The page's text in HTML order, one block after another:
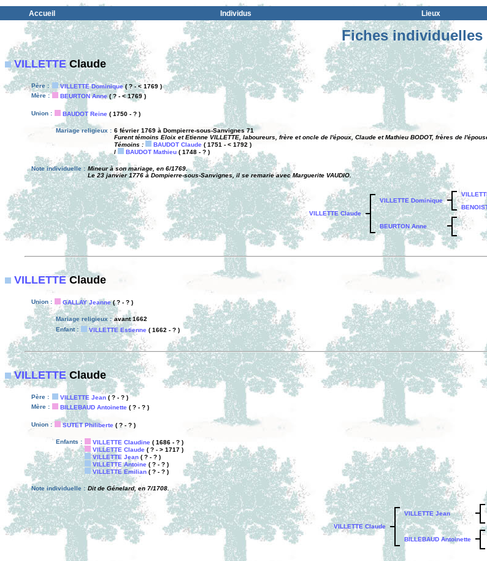
Accueil Individus Lieux
Fiches individuelles
VILLETTEClaude
Père : VILLETTE Dominique( ? - < 1769 )
Mère :
BEURTON Anne ( ? - < 1769 )
Union : BAUDOT Reine ( 1750 - ? )
Mariage religieux : 6 février 1769 à Dompierre-sous-Sanvignes 71
Furent témoins Eloix et Etienne VILLETTE, laboureurs, frère et oncle de l'époux, Claude et Mathieu BODOT, frères de
Témoins :
BAUDOT Claude ( 1751 - < 1792 )
/
BAUDOT Mathieu ( 1748 - ? )
Note individuelle : Mineur à son mariage, en 6/1769.
Le 23 janvier 1776 à Dompierre-sous-Sanvignes, il se remarie avec Marguerite VAUDIO.
VILLETTE Claude
VILLETTE Dominique
BEURTON Anne
VILLETTEClaude
Union : GALLAY Jeanne( ? - ? )
Mariage religieux : avant 1662
Enfant :
VILLETTE Estienne ( 1662 - ? )
VILLETTEClaude
Père : VILLETTE Jean ( ? - ? )
Mère :
BILLEBAUD Antoinette ( ? - ? )
Union : SUTET Philiberte ( ? - ? )
Enfants : VILLETTE Claudine ( 1686 - ? )
VILLETTE Claude ( ? - > 1717 )
VILLETTE Jean ( ? - ? )
VILLETTE Antoine ( ? - ? )
VILLETTE Emilian ( ? - ? )
Note individuelle : Dit de Génelard, en 7/1708.
VILLETTE Claude
VILLETTE Jean
BILLEBAUD Antoinette